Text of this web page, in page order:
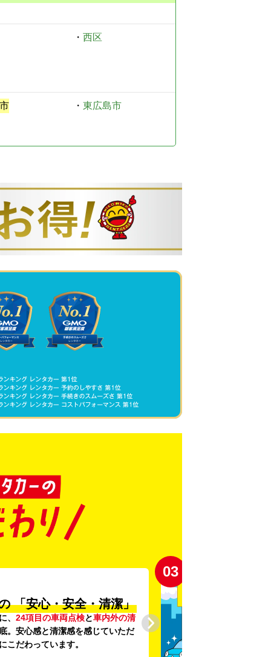
・ 西区
・ 東広島市
「安心・安全・清潔」
、 24項目の車両点検と車内外の清
。安心感と清潔感を感じていただ
こだわっています。
03